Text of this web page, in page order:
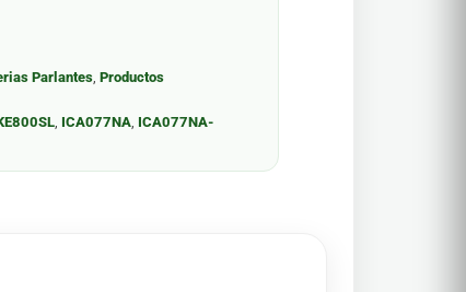
Parlantes,Productos
, ICA077NA, ICA077NA-